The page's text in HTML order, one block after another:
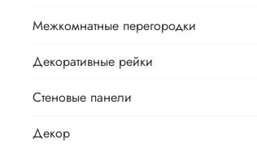
Межкомнатные перегородки
Декоративные рейки
Стеновые панели
Декор